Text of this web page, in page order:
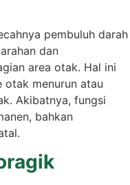
pembuluh darah
dan
area otak. Hal ini
otak menurun atau
Akibatnya, fungsi
bahkan